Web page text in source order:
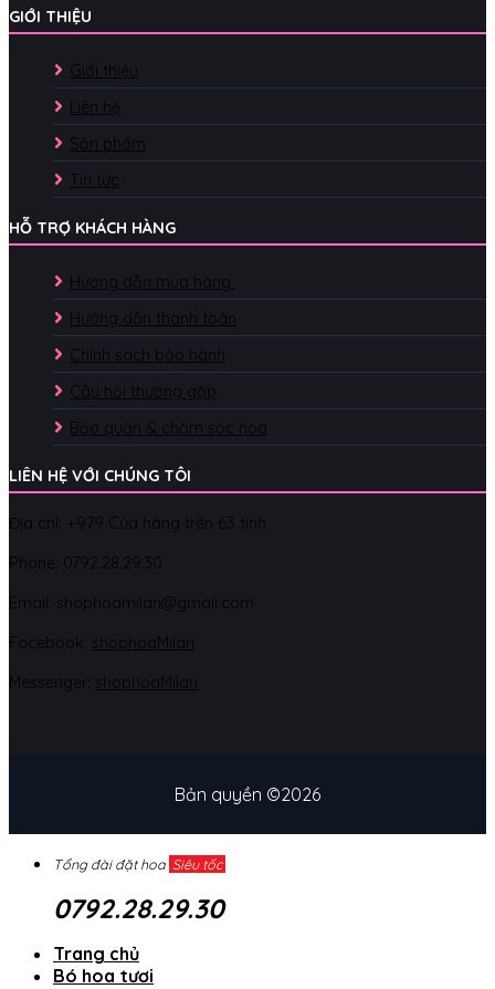
GIỚI THIỆU
Giới thiệu
Liên hệ
Sản phẩm
Tin tức
HỖ TRỢ KHÁCH HÀNG
Hướng dẫn mua hàng
Hướng dẫn thanh toán
Chính sách bảo hành
Câu hỏi thường gặp
Bảo quản & chăm sóc hoa
LIÊN HỆ VỚI CHÚNG TÔI
Địa chỉ: +979 Cửa hàng trên 63 tỉnh
Phone: 0792.28.29.30
Email: shophoamilan@gmail.com
Facebook: shophoaMilan
Messenger: shophoaMilan
Bản quyền ©2026
Tổng đài đặt hoa Siêu tốc
0792.28.29.30
Trang chủ
Bó hoa tươi